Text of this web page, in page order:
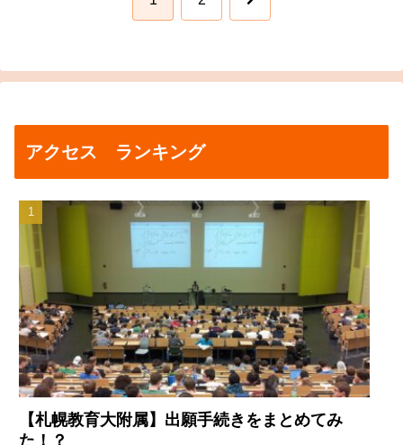
アクセス ランキング
【札幌教育大附属】出願手続きをまとめてみ
た！？